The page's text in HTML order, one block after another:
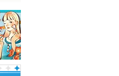
り
アテニア
ショッピン
グサイトへ